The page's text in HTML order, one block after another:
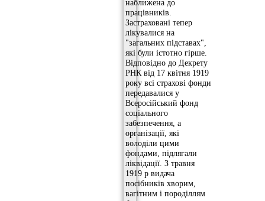
наближена до
працівників.
Застраховані тепер
лікувалися на
"загальних підставах",
які були істотно гірше.
Відповідно до Декрету
РНК від 17 квітня 1919
року всі страхові фонди
передавалися у
Всеросійський фонд
соціального
забезпечення, а
організації, які
володіли цими
фондами, підлягали
ліквідації. З травня
1919 р видача
посібників хворим,
вагітним і породіллям